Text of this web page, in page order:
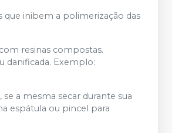
que inibem a polimerização das
resinas compostas.
danificada. Exemplo:
a mesma secar durante sua
espátula ou pincel para